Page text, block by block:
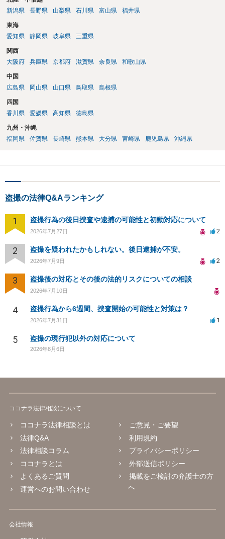
新潟県
長野県 山梨県 石川県 富山県 福井県
東海
愛知県
静岡県 岐阜県 三重県
関西
大阪府
兵庫県 京都府 滋賀県 奈良県 和歌山県
中国
広島県
岡山県 山口県 鳥取県 島根県
四国
香川県
愛媛県 高知県 徳島県
九州・沖縄
福岡県
佐賀県 長崎県 熊本県 大分県 宮崎県 鹿児島県 沖縄県
盗撮の法律Q&Aランキング
1 盗撮行為の後日捜査や逮捕の可能性と初動対応について
2026年7月27日 2
2 盗撮を疑われたかもしれない。後日逮捕が不安。
2026年7月9日 2
3 盗撮後の対応とその後の法的リスクについての相談
2026年7月10日
4 盗撮行為から6週間、捜査開始の可能性と対策は？
2026年7月31日 1
5 盗撮の現行犯以外の対応について
2026年8月6日
ココナラ法律相談について
ココナラ法律相談とは
法律Q&A
法律相談コラム
ココナラとは
よくあるご質問
運営へのお問い合わせ
ご意見・ご要望
利用規約
プライバシーポリシー
外部送信ポリシー
掲載をご検討の弁護士の方
へ
会社情報